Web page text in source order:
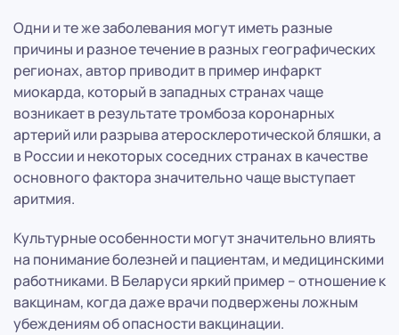
Одни и те же заболевания могут иметь разные
причины и разное течение в разных географических
регионах, автор приводит в пример инфаркт
миокарда, который в западных странах чаще
возникает в результате тромбоза коронарных
артерий или разрыва атеросклеротической бляшки, а
в России и некоторых соседних странах в качестве
основного фактора значительно чаще выступает
аритмия.
Культурные особенности могут значительно влиять
на понимание болезней и пациентам, и медицинскими
работниками. В Беларуси яркий пример – отношение к
вакцинам, когда даже врачи подвержены ложным
убеждениям об опасности вакцинации.